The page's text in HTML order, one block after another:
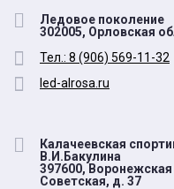
Ледовое поколение
302005, Орловская
Тел.: 8 (906) 569-11-32
led-alrosa.ru
Калачеевская
В.И.Бакулина
397600, Воронежская
Советская, д. 37